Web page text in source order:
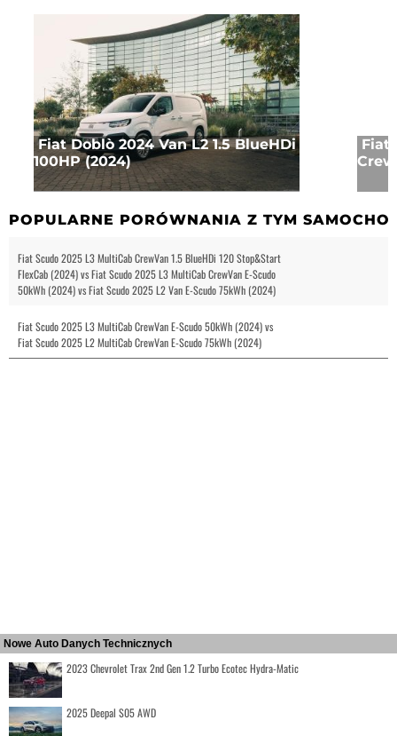
Fiat Doblò 2024 Van L2 1.5 BlueHDi
100HP (2024)
Fiat
POPULARNE PORÓWNANIA Z TYM
Fiat Scudo 2025 L3 MultiCab CrewVan 1.5 BlueHDi 120 Stop&Start
FlexCab (2024) vs Fiat Scudo 2025 L3 MultiCab CrewVan E-Scudo
50kWh (2024) vs Fiat Scudo 2025 L2 Van E-Scudo 75kWh (2024)
Fiat Scudo 2025 L3 MultiCab CrewVan E-Scudo 50kWh (2024) vs
Fiat Scudo 2025 L2 MultiCab CrewVan E-Scudo 75kWh (2024)
Nowe Auto Danych Technicznych
2023 Chevrolet Trax 2nd Gen 1.2 Turbo Ecotec Hydra-Matic
2025 Deepal S05 AWD